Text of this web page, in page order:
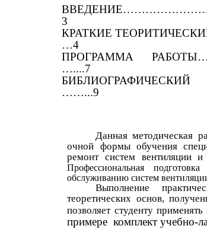
3
КРАТКИЕ
…4
ПРОГРАММА
…....7
……...9
Данная методическая
очной формы обучения
ремонт систем вентиляции
Профессиональная
обслуживанию систем
Выполнение
теоретических основ,
позволяет студенту
примере комплект учебно-